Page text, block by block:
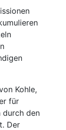
Kohle,
für
durch den
Der